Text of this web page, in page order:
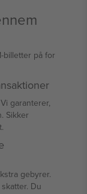
billetter på for
garanterer,
Sikker
gebyrer.
Du